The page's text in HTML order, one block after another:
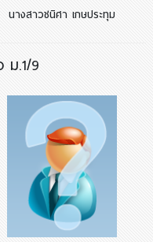
นางสาวชนิศา เกษประทุม
ม.1/9